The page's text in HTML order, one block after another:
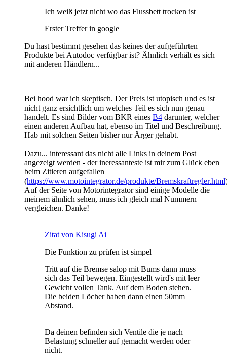
Ich weiß jetzt nicht wo das Flussbett trocken ist
Erster Treffer in google
Du hast bestimmt gesehen das keines der aufgeführten
Produkte bei Autodoc verfügbar ist? Ähnlich verhält es sich
mit anderen Händlern...
Bei hood war ich skeptisch. Der Preis ist utopisch und es ist
nicht ganz ersichtlich um welches Teil es sich nun genau
handelt. Es sind Bilder vom BKR eines B4 darunter, welcher
einen anderen Aufbau hat, ebenso im Titel und Beschreibung.
Hab mit solchen Seiten bisher nur Ärger gehabt.
Dazu... interessant das nicht alle Links in deinem Post
angezeigt werden - der ineressanteste ist mir zum Glück eben
beim Zitieren aufgefallen
(https://www.motointegrator.de/produkte/Bremskraftregler.html
Auf der Seite von Motorintegrator sind einige Modelle die
meinem ähnlich sehen, muss ich gleich mal Nummern
vergleichen. Danke!
Zitat von Kisugi Ai
Die Funktion zu prüfen ist simpel
Tritt auf die Bremse salop mit Bums dann muss
sich das Teil bewegen. Eingestellt wird's mit leer
Gewicht vollen Tank. Auf dem Boden stehen.
Die beiden Löcher haben dann einen 50mm
Abstand.
Da deinen befinden sich Ventile die je nach
Belastung schneller auf gemacht werden oder
nicht.